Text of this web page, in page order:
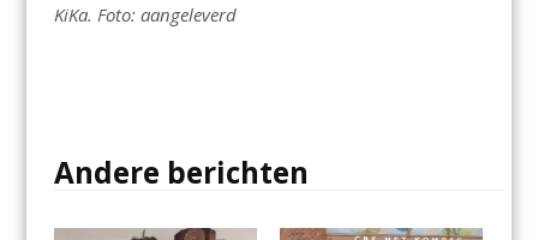
KiKa. Foto: aangeleverd
Andere berichten